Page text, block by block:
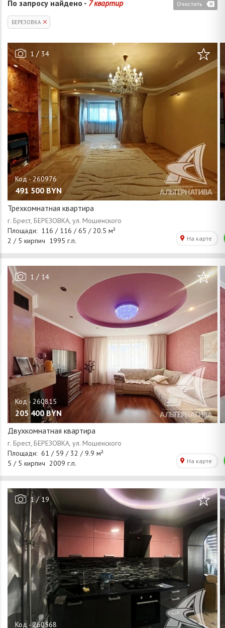
По запросу найдено - 7 квартир Очистить
БЕРЕЗОВКА
1 / 34
491 500 BYN
Трехкомнатная квартира
1 / 14
205 400 BYN
Двухкомнатная квартира
1 / 19